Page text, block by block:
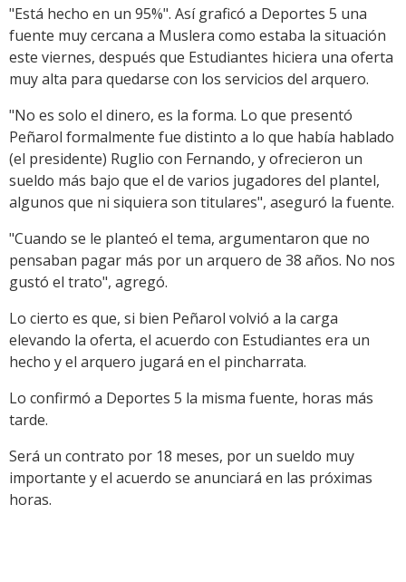
Link
"Está hecho en un 95%". Así graficó a Deportes 5 una
fuente muy cercana a Muslera como estaba la situación
este viernes, después que Estudiantes hiciera una oferta
muy alta para quedarse con los servicios del arquero.
"No es solo el dinero, es la forma. Lo que presentó
Peñarol formalmente fue distinto a lo que había hablado
(el presidente) Ruglio con Fernando, y ofrecieron un
sueldo más bajo que el de varios jugadores del plantel,
algunos que ni siquiera son titulares", aseguró la fuente.
"Cuando se le planteó el tema, argumentaron que no
pensaban pagar más por un arquero de 38 años. No nos
gustó el trato", agregó.
Lo cierto es que, si bien Peñarol volvió a la carga
elevando la oferta, el acuerdo con Estudiantes era un
hecho y el arquero jugará en el pincharrata.
Lo confirmó a Deportes 5 la misma fuente, horas más
tarde.
Será un contrato por 18 meses, por un sueldo muy
importante y el acuerdo se anunciará en las próximas
horas.